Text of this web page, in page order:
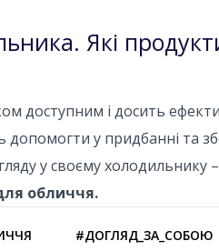
Які
доступним і досить
у придбанні та
у своєму холодильнику
обличчя.
#ДОГЛЯД_ЗА_СОБОЮ